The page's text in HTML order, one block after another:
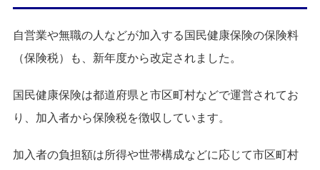
自営業や無職の人などが加入する国民健康保険の保険料
（保険税）も、新年度から改定されました。
国民健康保険は都道府県と市区町村などで運営されてお
り、加入者から保険税を徴収しています。
加入者の負担額は所得や世帯構成などに応じて市区町村